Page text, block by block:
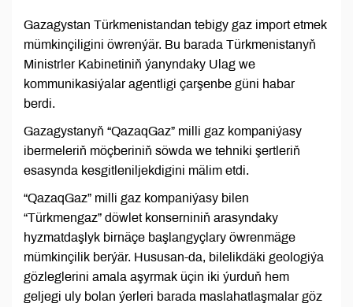
Gazagystan Türkmenistandan tebigy gaz import etmek
mümkinçiligini öwrenýär. Bu barada Türkmenistanyň
Ministrler Kabinetiniň ýanyndaky Ulag we
kommunikasiýalar agentligi çarşenbe güni habar
berdi.
Gazagystanyň “QazaqGaz” milli gaz kompaniýasy
ibermeleriň möçberiniň söwda we tehniki şertleriň
esasynda kesgitleniljekdigini mälim etdi.
“QazaqGaz” milli gaz kompaniýasy bilen
“Türkmengaz” döwlet konserniniň arasyndaky
hyzmatdaşlyk birnäçe başlangyçlary öwrenmäge
mümkinçilik berýär. Hususan-da, bilelikdäki geologiýa
gözleglerini amala aşyrmak üçin iki ýurduň hem
geljegi uly bolan ýerleri barada maslahatlaşmalar göz